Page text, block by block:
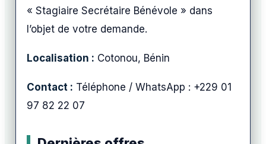
« Stagiaire Secrétaire Bénévole » dans
l’objet de votre demande.
Localisation : Cotonou, Bénin
Contact : Téléphone / WhatsApp : +229 01
97 82 22 07